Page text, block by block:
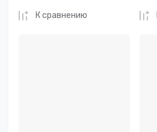
К сравнению